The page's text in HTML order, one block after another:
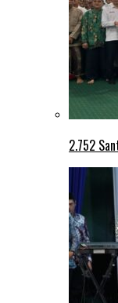
2.752